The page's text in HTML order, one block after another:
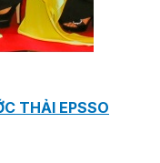
EPSSO
THẢI EPSSO